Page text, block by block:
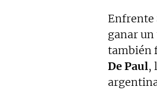
Enfrente
ganar
también
De Paul,